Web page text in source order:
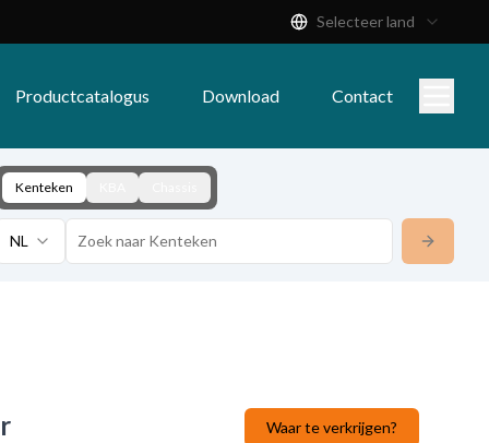
Selecteer land
Productcatalogus Download Contact
Kenteken
NL
Waar te verkrijgen?